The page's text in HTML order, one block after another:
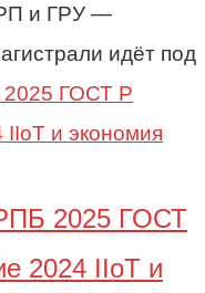
и ГРУ —
идёт под
2025 ГОСТ
2024 IIoT и